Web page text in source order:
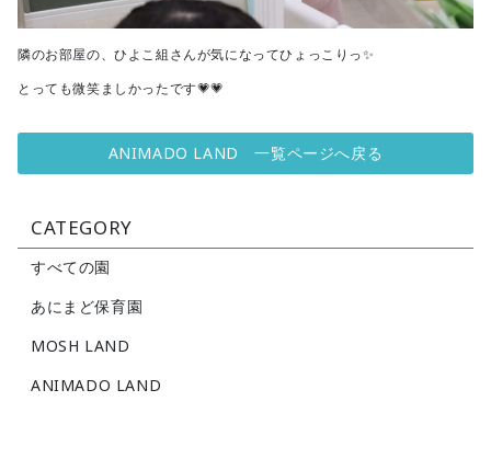
隣のお部屋の、ひよこ組さんが気になってひょっこりっ✨
とっても微笑ましかったです💗💗
ANIMADO LAND 一覧ページへ戻る
CATEGORY
すべての園
あにまど保育園
MOSH LAND
ANIMADO LAND